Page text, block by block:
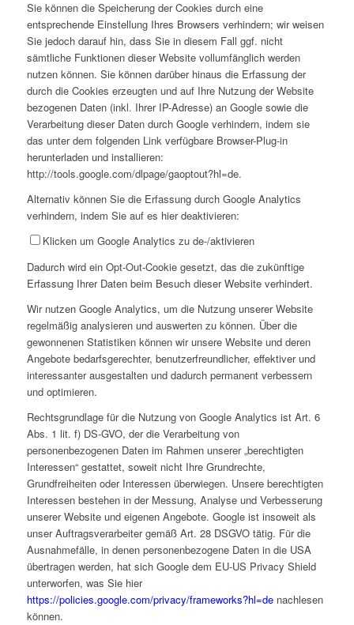
Sie können die Speicherung der Cookies durch eine
entsprechende Einstellung Ihres Browsers verhindern; wir weisen
Sie jedoch darauf hin, dass Sie in diesem Fall ggf. nicht
sämtliche Funktionen dieser Website vollumfänglich werden
nutzen können. Sie können darüber hinaus die Erfassung der
durch die Cookies erzeugten und auf Ihre Nutzung der Website
bezogenen Daten (inkl. Ihrer IP-Adresse) an Google sowie die
Verarbeitung dieser Daten durch Google verhindern, indem sie
das unter dem folgenden Link verfügbare Browser-Plug-in
herunterladen und installieren:
http://tools.google.com/dlpage/gaoptout?hl=de.
Alternativ können Sie die Erfassung durch Google Analytics
verhindern, indem Sie auf es hier deaktivieren:
Klicken um Google Analytics zu de-/aktivieren
Dadurch wird ein Opt-Out-Cookie gesetzt, das die zukünftige
Erfassung Ihrer Daten beim Besuch dieser Website verhindert.
Wir nutzen Google Analytics, um die Nutzung unserer Website
regelmäßig analysieren und auswerten zu können. Über die
gewonnenen Statistiken können wir unsere Website und deren
Angebote bedarfsgerechter, benutzerfreundlicher, effektiver und
interessanter ausgestalten und dadurch permanent verbessern
und optimieren.
Rechtsgrundlage für die Nutzung von Google Analytics ist Art. 6
Abs. 1 lit. f) DS-GVO, der die Verarbeitung von
personenbezogenen Daten im Rahmen unserer „berechtigten
Interessen“ gestattet, soweit nicht Ihre Grundrechte,
Grundfreiheiten oder Interessen überwiegen. Unsere berechtigten
Interessen bestehen in der Messung, Analyse und Verbesserung
unserer Website und eigenen Angebote. Google ist insoweit als
unser Auftragsverarbeiter gemäß Art. 28 DSGVO tätig. Für die
Ausnahmefälle, in denen personenbezogene Daten in die USA
übertragen werden, hat sich Google dem EU-US Privacy Shield
unterworfen, was Sie hier
https://policies.google.com/privacy/frameworks?hl=denachlesen
können.